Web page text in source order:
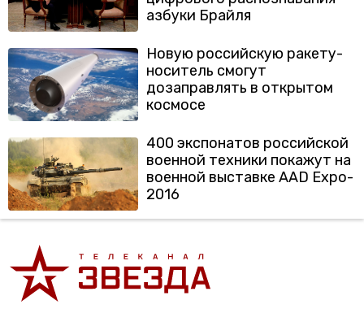
азбуки Брайля
Новую российскую ракету-
носитель смогут
дозаправлять в открытом
космосе
400 экспонатов российской
военной техники покажут на
военной выставке AAD Expo-
2016